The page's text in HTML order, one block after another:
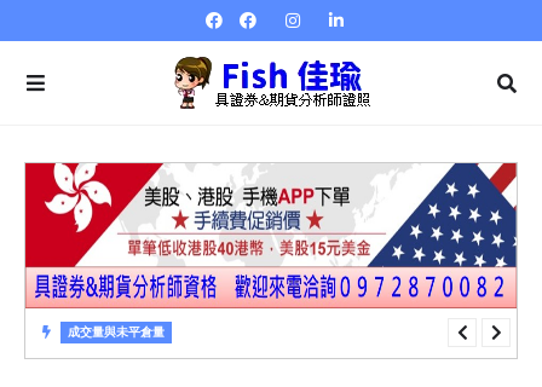
成交量與未平倉量
成交量與未平倉量 第23章 成交量指標…量強弱指標VR